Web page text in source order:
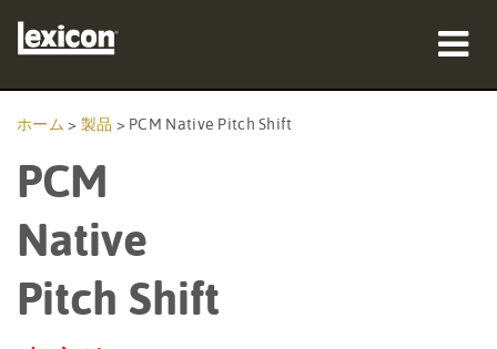
購入先
トレーニング
ホーム > 製品 > PCM Native Pitch Shift
PCM
Native
Pitch Shift